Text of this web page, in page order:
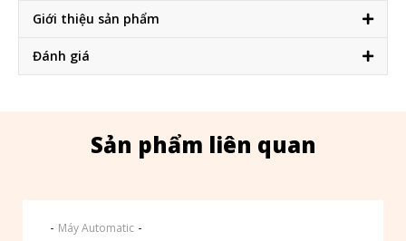
Giới thiệu sản phẩm
Đánh giá
Sản phẩm liên quan
- Máy Automatic -